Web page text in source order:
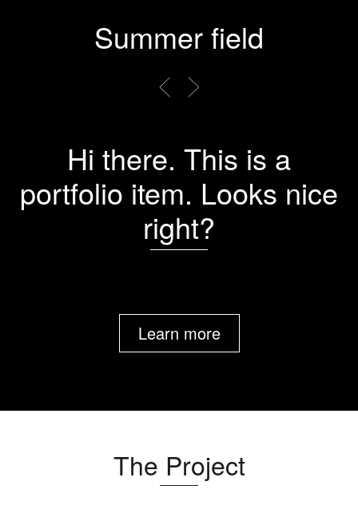
Summer field
Hi there. This is a
portfolio item. Looks nice
right?
Learn more
The Project